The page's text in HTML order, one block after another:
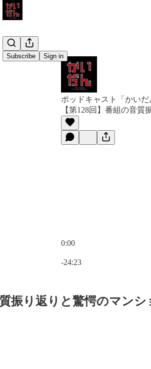
Subscribe Sign in
ポッドキャスト「かいだ
【第128回】番組の音
0:00
-24:23
振り返りと驚愕のマン